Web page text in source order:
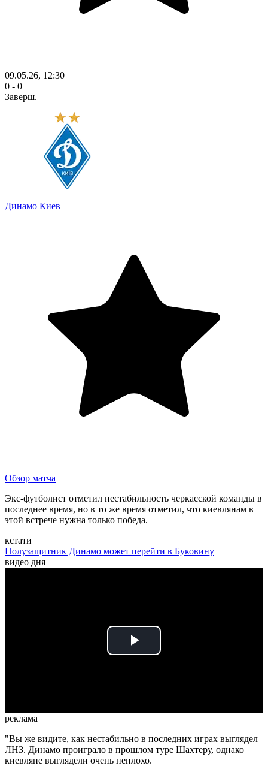
09.05.26, 12:30
0 - 0
Заверш.
Динамо Киев
Обзор матча
Экс-футболист отметил нестабильность черкасской команды в
последнее время, но в то же время отметил, что киевлянам в
этой встрече нужна только победа.
кстати
Полузащитник Динамо может перейти в Буковину
видео дня
Play
реклама
"Вы же видите, как нестабильно в последних играх выглядел
ЛНЗ. Динамо проиграло в прошлом туре Шахтеру, однако
киевляне выглядели очень неплохо.